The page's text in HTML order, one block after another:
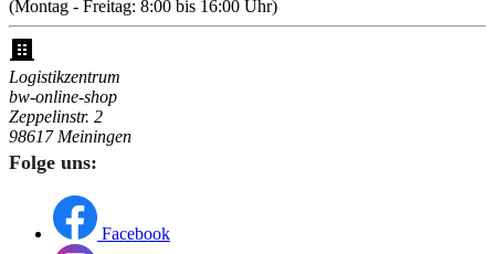
(Montag - Freitag: 8:00 bis 16:00 Uhr)
Logistikzentrum
bw-online-shop
Zeppelinstr. 2
98617 Meiningen
Folge uns:
Facebook